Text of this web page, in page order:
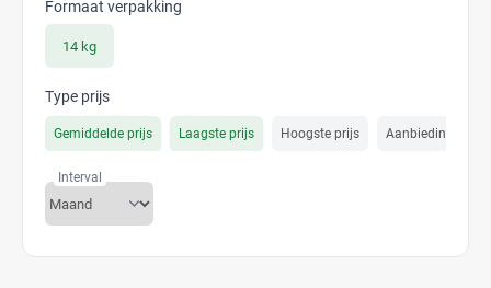
Formaat verpakking
14 kg
Type prijs
Gemiddelde prijs Laagste prijs Hoogste prijs Aanbiedings prijs
Interval